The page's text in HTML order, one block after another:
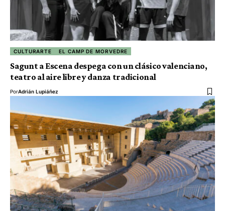
CULTURARTE EL CAMP DE MORVEDRE
Sagunt a Escena despega con un clásico valenciano,
teatro al aire libre y danza tradicional
PorAdrián Lupiáñez